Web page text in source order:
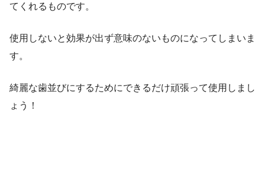
てくれるものです。
使用しないと効果が出ず意味のないものになってしまいま
す。
綺麗な歯並びにするためにできるだけ頑張って使用しまし
ょう！